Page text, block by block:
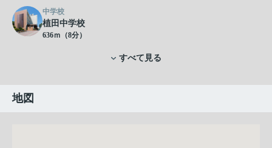
中学校
植田中学校
636ｍ（8分）
すべて見る
地図